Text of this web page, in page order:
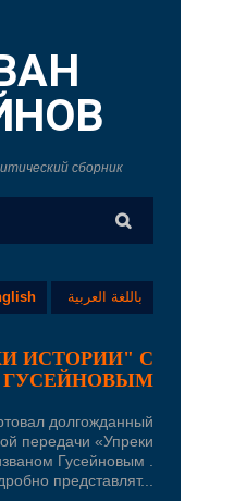
сборник
باللغة العربية
ИСТОРИИ" С
ГУСЕЙНОВЫМ
долгожданный
передачи «Упреки
Гусейновым .
представлят...